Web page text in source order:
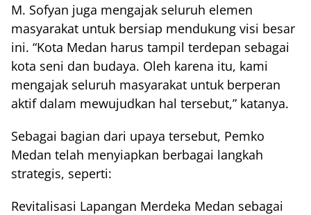
M. Sofyan juga mengajak seluruh elemen
masyarakat untuk bersiap mendukung visi besar
ini. “Kota Medan harus tampil terdepan sebagai
kota seni dan budaya. Oleh karena itu, kami
mengajak seluruh masyarakat untuk berperan
aktif dalam mewujudkan hal tersebut,” katanya.
Sebagai bagian dari upaya tersebut, Pemko
Medan telah menyiapkan berbagai langkah
strategis, seperti:
Revitalisasi Lapangan Merdeka Medan sebagai